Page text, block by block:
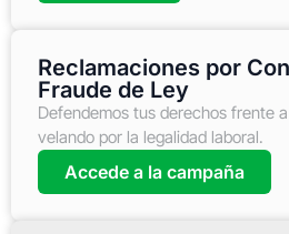
Reclamaciones por
Fraude de Ley
Defendemos tus derechos frente
velando por la legalidad laboral.
Accede a la campaña